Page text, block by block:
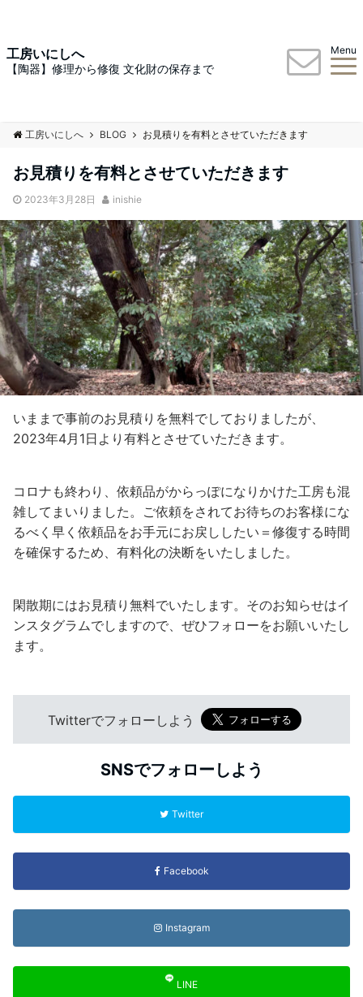
工房いにしへ
【陶器】修理から修復 文化財の保存まで
Menu
工房いにしへ BLOG お見積りを有料とさせていただきます
お見積りを有料とさせていただきます
2023年3月28日 inishie
いままで事前のお見積りを無料でしておりましたが、
2023年4月1日より有料とさせていただきます。
コロナも終わり、依頼品がからっぽになりかけた工房も混
雑してまいりました。ご依頼をされてお待ちのお客様にな
るべく早く依頼品をお手元にお戻ししたい＝修復する時間
を確保するため、有料化の決断をいたしました。
閑散期にはお見積り無料でいたします。そのお知らせはイ
ンスタグラムでしますので、ぜひフォローをお願いいたし
ます。
Twitterでフォローしよう
SNSでフォローしよう
Twitter
Facebook
Instagram
LINE